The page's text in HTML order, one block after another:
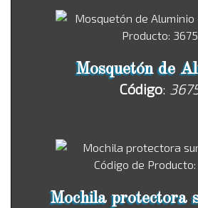
Mosquetón de
Código:
Mochila protectora